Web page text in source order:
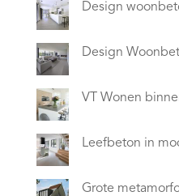
Design
Design
VT Wonen
Leefbeton in
Grote